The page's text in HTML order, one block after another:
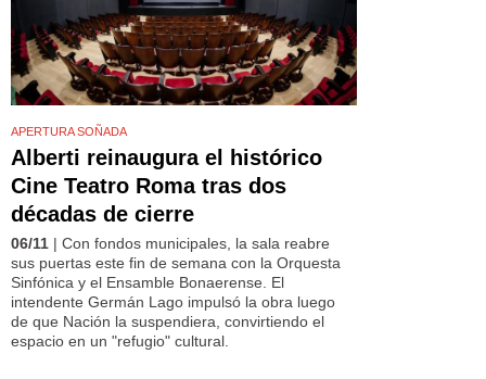
APERTURA SOÑADA
Alberti reinaugura el histórico
Cine Teatro Roma tras dos
décadas de cierre
06/11 | Con fondos municipales, la sala reabre
sus puertas este fin de semana con la Orquesta
Sinfónica y el Ensamble Bonaerense. El
intendente Germán Lago impulsó la obra luego
de que Nación la suspendiera, convirtiendo el
espacio en un "refugio" cultural.